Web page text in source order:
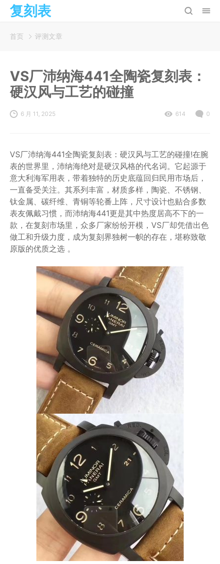
复刻表
首页 评测文章
VS厂沛纳海441全陶瓷复刻表：
硬汉风与工艺的碰撞
6 月 11, 2025 614 0
VS厂沛纳海441全陶瓷复刻表：硬汉风与工艺的碰撞!在腕
表的世界里，沛纳海绝对是硬汉风格的代名词。它起源于
意大利海军用表，带着独特的历史底蕴回归民用市场后，
一直备受关注。其系列丰富，材质多样，陶瓷、不锈钢、
钛金属、碳纤维、青铜等轮番上阵，尺寸设计也贴合多数
表友佩戴习惯，而沛纳海441更是其中热度居高不下的一
款，在复刻市场里，众多厂家纷纷开模，VS厂却凭借出色
做工和升级力度，成为复刻界独树一帜的存在，堪称致敬
原版的优质之选 。